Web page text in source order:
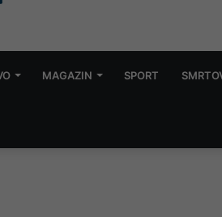
MAGAZIN SPORT